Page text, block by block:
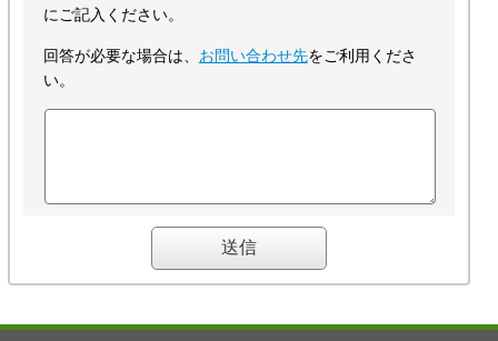
にご記入ください。
回答が必要な場合は、 お問い合わせ先をご利用くださ
い。